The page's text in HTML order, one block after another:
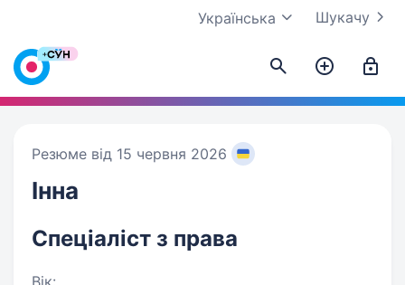
Шукачу
Українська
Резюме від 15 червня 2026
Інна
Спеціаліст з права
Вік: